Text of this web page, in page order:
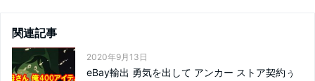
関連記事
2020年9月13日
eBay輸出 勇気を出して アンカー ストア契約ぅ